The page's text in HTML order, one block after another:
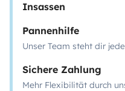
Insassen
Pannenhilfe
Unser Team steht dir
Sichere Zahlung
Mehr Flexibilität durch